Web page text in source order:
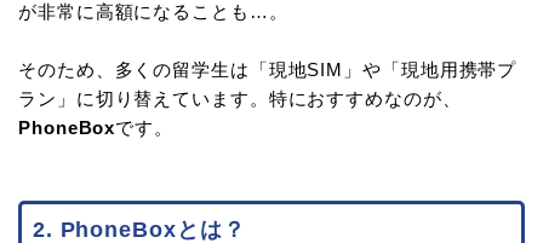
が非常に高額になることも…。
そのため、多くの留学生は「現地SIM」や「現地用携帯プ
ラン」に切り替えています。特におすすめなのが、
PhoneBoxです。
2. PhoneBoxとは？